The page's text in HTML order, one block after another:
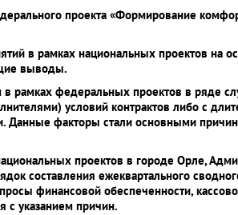
проекта «Формирование
в рамках национальных проектов на
выводы.
рамках федеральных проектов в ряде
условий контрактов либо с
Данные факторы стали основными
проектов в городе Орле,
составления ежеквартального
финансовой обеспеченности,
с указанием причин.